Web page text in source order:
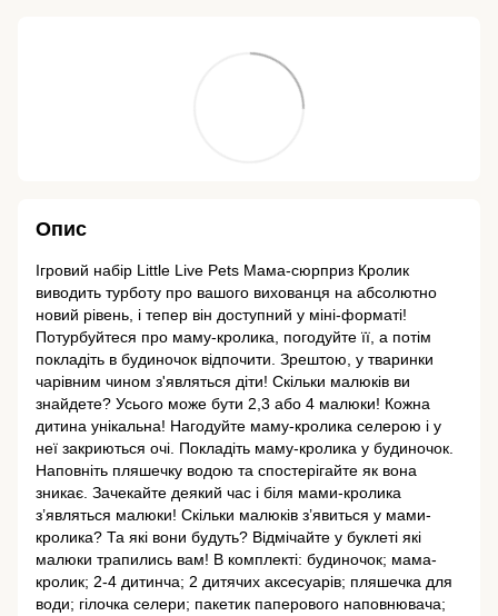
Опис
Ігровий набір Little Live Pets Мама-сюрприз Кролик
виводить турботу про вашого вихованця на абсолютно
новий рівень, і тепер він доступний у міні-форматі!
Потурбуйтеся про маму-кролика, погодуйте її, а потім
покладіть в будиночок відпочити. Зрештою, у тваринки
чарівним чином з'являться діти! Скільки малюків ви
знайдете? Усього може бути 2,3 або 4 малюки! Кожна
дитина унікальна! Нагодуйте маму-кролика селерою і у
неї закриються очі. Покладіть маму-кролика у будиночок.
Наповніть пляшечку водою та спостерігайте як вона
зникає. Зачекайте деякий час і біля мами-кролика
з’являться малюки! Скільки малюків з’явиться у мами-
кролика? Та які вони будуть? Відмічайте у буклеті які
малюки трапились вам! В комплекті: будиночок; мама-
кролик; 2-4 дитинча; 2 дитячих аксесуарів; пляшечка для
води; гілочка селери; пакетик паперового наповнювача;